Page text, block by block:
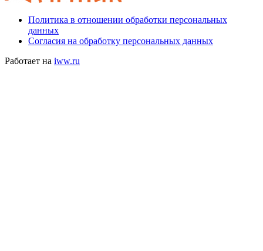
Политика в отношении обработки персональных
данных
Согласия на обработку персональных данных
Работает на iww.ru